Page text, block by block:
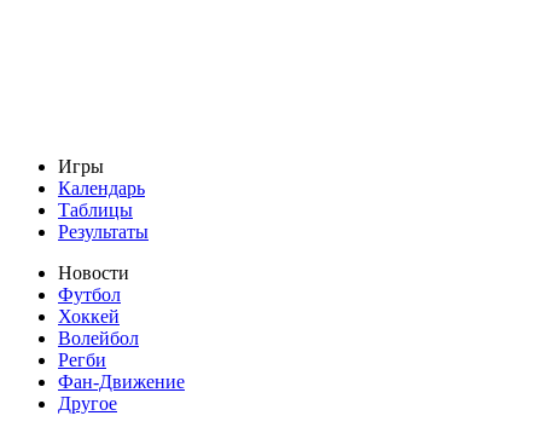
Игры
Календарь
Таблицы
Результаты
Новости
Футбол
Хоккей
Волейбол
Регби
Фан-Движение
Другое